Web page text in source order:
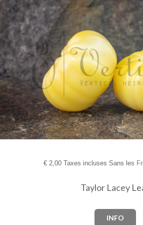
€2,00 Taxes incluses Sans les
Taylor Lacey
INFO